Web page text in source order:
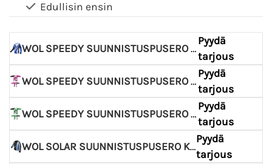
Edullisin ensin
WOL SPEEDY SUUNNISTUSPUSERO KSIN
Pyydä
tarjous
WOL SPEEDY SUUNNISTUSPUSERO PINK
Pyydä
tarjous
WOL SPEEDY SUUNNISTUSPUSERO LIME
Pyydä
tarjous
WOL SOLAR SUUNNISTUSPUSERO KSIN
Pyydä
tarjous